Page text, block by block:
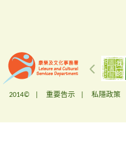
2014© | 重要告示 私隱政策